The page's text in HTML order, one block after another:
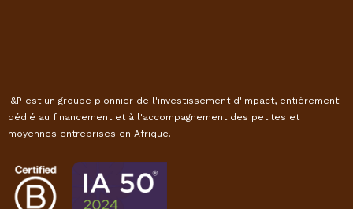
I&P est un groupe pionnier de l'investissement d'impact, entièrement
dédié au financement et à l'accompagnement des petites et
moyennes entreprises en Afrique.